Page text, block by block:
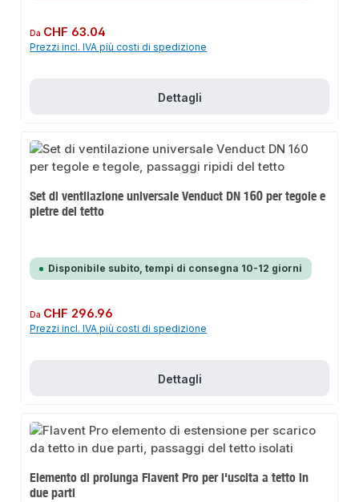
Prezzo normale:
Da CHF 63.04
Prezzi incl. IVA più costi di spedizione
Dettagli
Set di ventilazione universale Venduct DN 160 per tegole e
pietre del tetto
Disponibile subito, tempi di consegna 10-12 giorni
Prezzo normale:
Da CHF 296.96
Prezzi incl. IVA più costi di spedizione
Dettagli
Elemento di prolunga Flavent Pro per l'uscita a tetto in
due parti